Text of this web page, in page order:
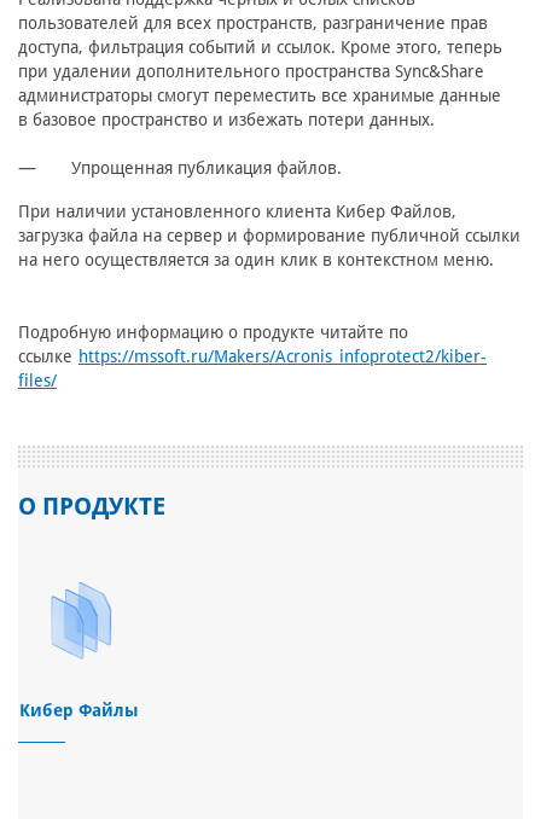
пользователей для всех пространств, разграничение прав
доступа, фильтрация событий и ссылок. Кроме этого, теперь
при удалении дополнительного пространства Sync&Share
администраторы смогут переместить все хранимые данные
в базовое пространство и избежать потери данных.
Упрощенная публикация файлов.
При наличии установленного клиента Кибер Файлов,
загрузка файла на сервер и формирование публичной ссылки
на него осуществляется за один клик в контекстном меню.
Подробную информацию о продукте читайте по
ссылке https://mssoft.ru/Makers/Acronis_infoprotect2/kiber-
files/
О ПРОДУКТЕ
Кибер Файлы